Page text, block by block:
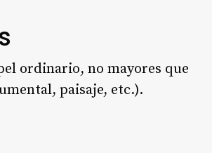
ordinario, no mayores que
paisaje, etc.).